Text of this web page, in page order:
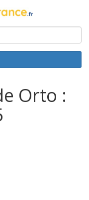
Orto :